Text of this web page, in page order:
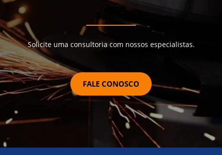
Solicite uma consultoria com nossos especialistas.
FALE CONOSCO